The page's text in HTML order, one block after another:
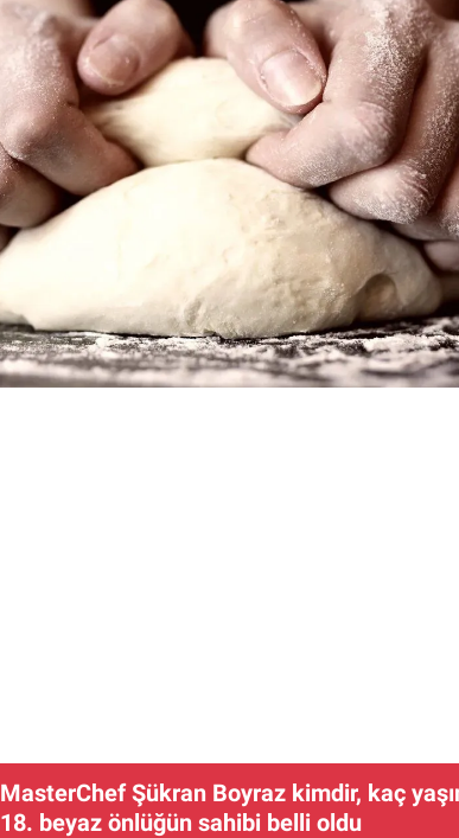
MasterChef Şükran Boyraz kimdir, kaç
18. beyaz önlüğün sahibi belli oldu